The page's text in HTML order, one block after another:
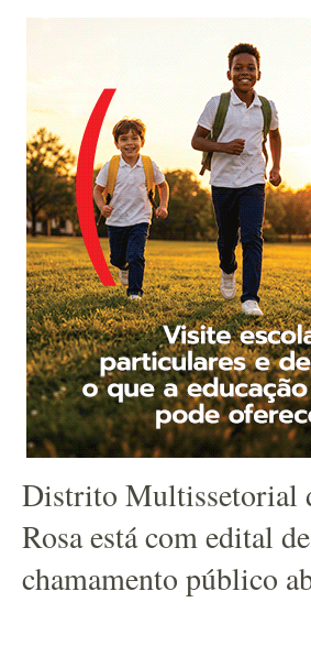
Distrito Multissetorial
Rosa está com edital de
chamamento público